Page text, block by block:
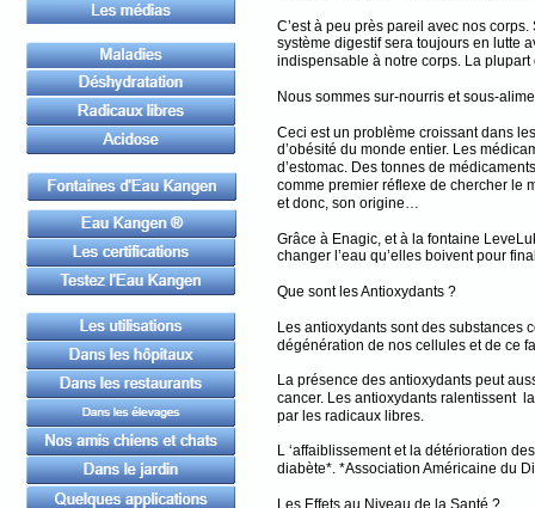
C’est à peu près pareil avec nos
système digestif sera toujours en lutte
indispensable à notre corps. La
Nous sommes sur-nourris et sous-
Ceci est un problème croissant dans
d’obésité du monde entier. Les
d’estomac. Des tonnes de
comme premier réflexe de chercher le
et donc, son origine…
Grâce à Enagic, et à la fontaine
changer l’eau qu’elles boivent pour
Que sont les Antioxydants ?
Les antioxydants sont des substances
dégénération de nos cellules et de ce
La présence des antioxydants peut
cancer. Les antioxydants ralentissent
par les radicaux libres.
L ‘affaiblissement et la détérioration
diabète*. *Association Américaine du
Les Effets au Niveau de la Santé ?